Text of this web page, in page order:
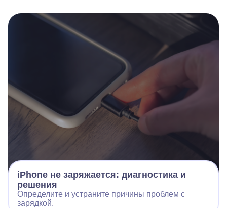
iPhone не заряжается: диагностика и
решения
Определите и устраните причины проблем с
зарядкой.